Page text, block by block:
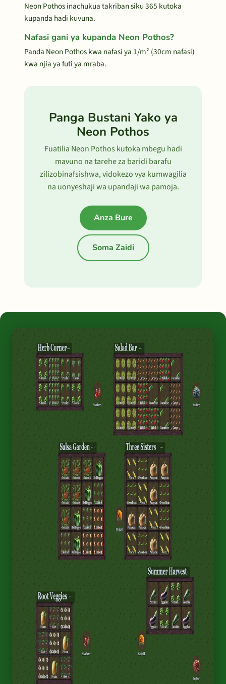
Neon Pothos inachukua takriban siku 365 kutoka
kupanda hadi kuvuna.
Nafasi gani ya kupanda Neon Pothos?
Panda Neon Pothos kwa nafasi ya 1/m² (30cm nafasi)
kwa njia ya futi ya mraba.
Panga Bustani Yako ya
Neon Pothos
Fuatilia Neon Pothos kutoka mbegu hadi
mavuno na tarehe za baridi barafu
zilizobinafsishwa, vidokezo vya kumwagilia
na uonyeshaji wa upandaji wa pamoja.
Anza Bure
Soma Zaidi